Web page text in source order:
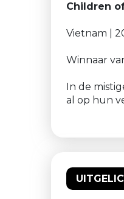
Children
Vietnam |
Winnaar
In de
al op hun